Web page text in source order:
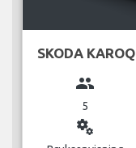
SKODA KAROQ
group
5
miscellaneous_services